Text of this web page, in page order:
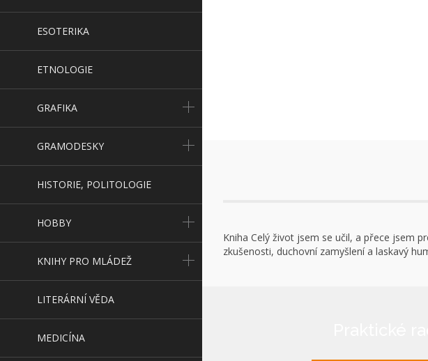
ESOTERIKA
ETNOLOGIE
GRAFIKA
GRAMODESKY
HISTORIE, POLITOLOGIE
HOBBY
KNIHY PRO MLÁDEŽ
LITERÁRNÍ VĚDA
MEDICÍNA
Kniha Celý život jsem se učil, a přece jsem
zkušenosti, duchovní zamyšlení a laskavý